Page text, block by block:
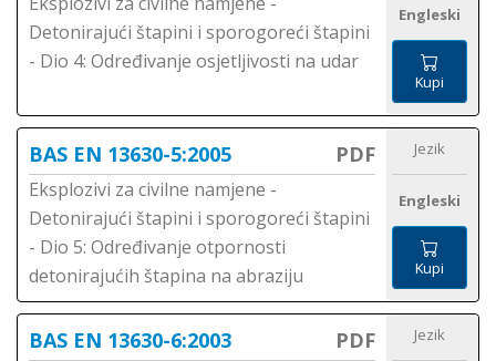
Detonirajući štapini i sporogoreći štapini
- Dio 4: Određivanje osjetljivosti na udar
Engleski
Kupi
BAS EN 13630-5:2005 PDF
Eksplozivi za civilne namjene -
Detonirajući štapini i sporogoreći štapini
- Dio 5: Određivanje otpornosti
detonirajućih štapina na abraziju
Jezik
Engleski
Kupi
BAS EN 13630-6:2003 PDF Jezik